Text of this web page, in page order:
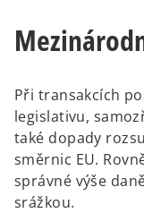
Při transakcích
legislativu,
také dopady
směrnic EU.
správné výše
srážkou.